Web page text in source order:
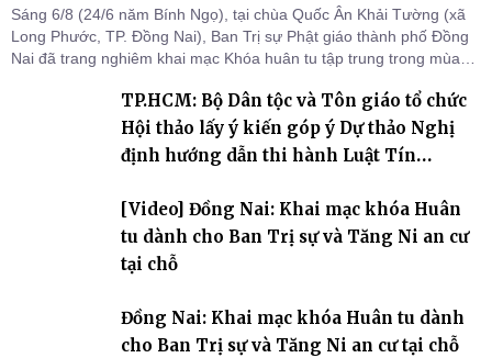
Sáng 6/8 (24/6 năm Bính Ngọ), tại chùa Quốc Ân Khải Tường (xã
Long Phước, TP. Đồng Nai), Ban Trị sự Phật giáo thành phố Đồng
Nai đã trang nghiêm khai mạc Khóa huân tu tập trung trong mùa
chỗ khu vực VII, VIII và trường hạ chùa Quốc Ân Khải Tường.
TP.HCM: Bộ Dân tộc và Tôn giáo tổ chức
Hội thảo lấy ý kiến góp ý Dự thảo Nghị
định hướng dẫn thi hành Luật Tín
[Video] Đồng Nai: Khai mạc khóa Huân
tu dành cho Ban Trị sự và Tăng Ni an cư
tại chỗ
Đồng Nai: Khai mạc khóa Huân tu dành
cho Ban Trị sự và Tăng Ni an cư tại chỗ